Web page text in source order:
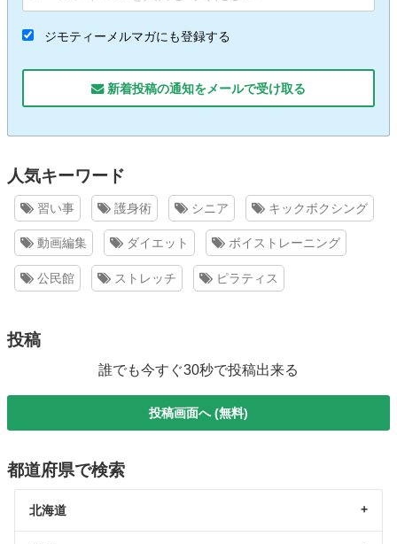
ジモティーメルマガにも登録する
新着投稿の通知をメールで受け取る
人気キーワード
習い事 護身術 シニア キックボクシング
動画編集 ダイエット ボイストレーニング
公民館 ストレッチ ピラティス
投稿
誰でも今すぐ30秒で投稿出来る
投稿画面へ (無料)
都道府県で検索
北海道